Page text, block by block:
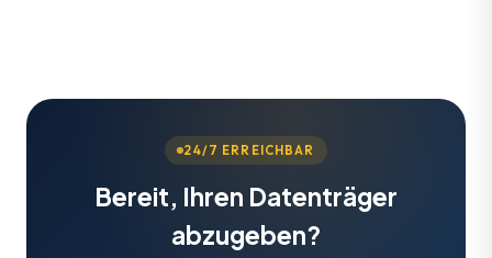
24/7 ERREICHBAR
Bereit, Ihren Datenträger
abzugeben?